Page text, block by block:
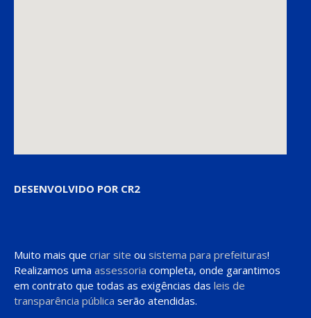
DESENVOLVIDO POR CR2
Muito mais que criar site ou sistema para prefeituras!
Realizamos uma assessoria completa, onde garantimos
em contrato que todas as exigências das leis de
transparência pública serão atendidas.